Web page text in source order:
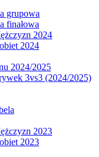
grupowa
finałowa
2024
2024
2024/2025
3vs3 (2024/2025)
2023
2023